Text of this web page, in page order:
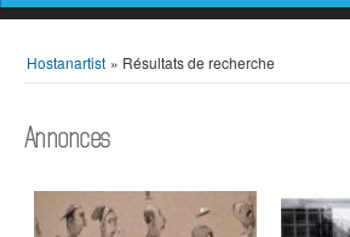
Hostanartist » Résultats de recherche
Annonces